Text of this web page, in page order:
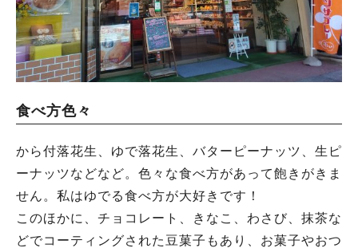
食べ方色々
から付落花生、ゆで落花生、バターピーナッツ、生ピ
ーナッツなどなど。色々な食べ方があって飽きがきま
せん。私はゆでる食べ方が大好きです！
このほかに、チョコレート、きなこ、わさび、抹茶な
どでコーティングされた豆菓子もあり、お菓子やおつ